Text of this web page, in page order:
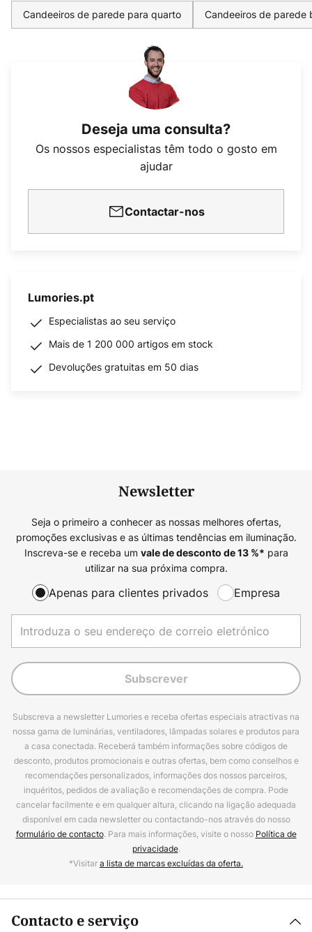
Candeeiros de parede para quarto Candeeiros de parede
Deseja uma consulta?
Os nossos especialistas têm todo o gosto em
ajudar
Contactar-nos
Lumories.pt
Especialistas ao seu serviço
Mais de 1 200 000 artigos em stock
Devoluções gratuitas em 50 dias
Newsletter
Seja o primeiro a conhecer as nossas melhores ofertas,
promoções exclusivas e as últimas tendências em iluminação.
Inscreva-se e receba um vale de desconto de13%* para
utilizar na sua próxima compra.
Apenas para clientes privados Empresa
Subscrever
Subscreva a newsletter Lumories e receba ofertas especiais atractivas na
nossa gama de luminárias, ventiladores, lâmpadas solares e produtos para
a casa conectada. Receberá também informações sobre códigos de
desconto, produtos promocionais e outras ofertas, bem como conselhos e
recomendações personalizados, informações dos nossos parceiros,
inquéritos, pedidos de avaliação e recomendações de compra. Pode
cancelar facilmente e em qualquer altura, clicando na ligação adequada
disponível em cada newsletter ou contactando-nos através do nosso
formulário de contacto. Para mais informações, visite o nosso Política de
privacidade.
*Visitara lista de marcas excluídas da oferta.
Contacto e serviço